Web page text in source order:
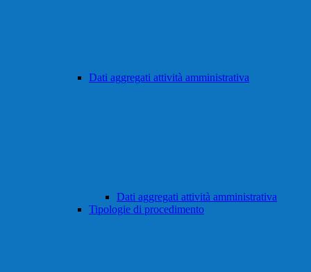
Dati aggregati attività amministrativa
Dati aggregati attività amministrativa
Tipologie di procedimento